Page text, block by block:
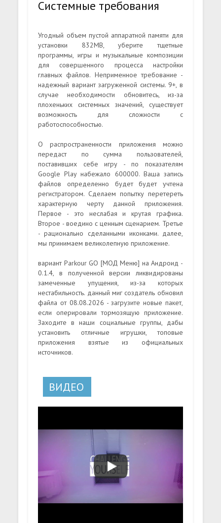
Системные требования
Угодный объем пустой аппаратной памяти для
установки 832MB, уберите тщетные
программы, игры и музыкальные композиции
для совершенного процесса настройки
главных файлов. Неприменное требование -
надежный вариант загруженной системы. 9+, в
случае необходимости обновитесь, из-за
плохеньких системных значений, существует
возможность для сложности с
работоспособностью.
О распространенности приложения можно
передаст по сумма пользователей,
поставивших себе игру - по показателям
Google Play набежало 600000. Ваша запись
файлов определенно будет будет учтена
регистратором. Сделаем попытку перетереть
характерную черту данной приложения.
Первое - это неслабая и крутая графика.
Второе - воедино с ценным сценарием. Третье
- рационально сделанными иконками. далее,
мы принимаем великолепную приложение.
вариант Parkour GO [МОД Меню] на Андроид -
0.1.4, в полученной версии ликвидированы
замеченные упущения, из-за которых
нестабильность. данный миг создатель обновил
файла от 08.08.2026 - загрузите новые пакет,
если оперировали тормозящую приложение.
Заходите в наши социальные группы, дабы
установить отличные игрушки, топовые
приложения взятые из официальных
источников.
ВИДЕО